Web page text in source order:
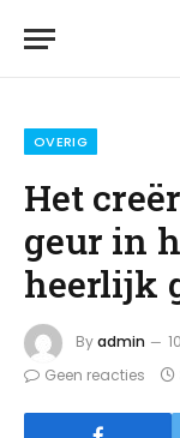
OVERIG
Het
geur in
heerlijk
Byadmin
Geen reacties